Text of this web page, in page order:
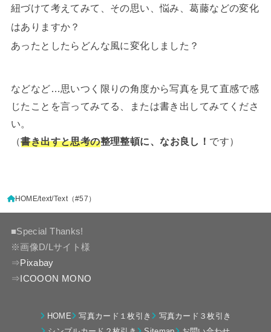
紐づけて考えてみて、その思い、悩み、葛藤などの変化
はありますか？
あったとしたらどんな風に変化しました？
などなど…思いつく限りの角度から写真を見て直感で感
じたことを言ってみてる、または書き出してみてくださ
い。
（書き出すと思考の整理整頓に、なお良し！ です）
HOME text Text（#57）
■Special Thanks!
※画像D/Lサイト様
⇒Pixabay
⇒ ICOOON MONO
HOME 写真カード１枚引き
写真カード３枚引き